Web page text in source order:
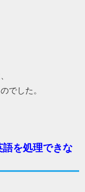
でした。
を処理できな